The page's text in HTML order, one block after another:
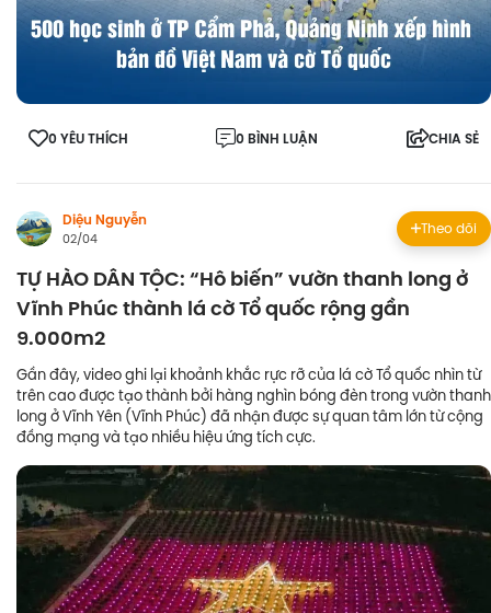
0 YÊU THÍCH 0 BÌNH LUẬN CHIA SẺ
Diệu Nguyễn
02/04
Theo dõi
TỰ HÀO DÂN TỘC: “Hô biến” vườn thanh long ở
Vĩnh Phúc thành lá cờ Tổ quốc rộng gần
9.000m2
Gần đây, video ghi lại khoảnh khắc rực rỡ của lá cờ Tổ quốc nhìn từ
trên cao được tạo thành bởi hàng nghìn bóng đèn trong vườn thanh
long ở Vĩnh Yên (Vĩnh Phúc) đã nhận được sự quan tâm lớn từ cộng
đồng mạng và tạo nhiều hiệu ứng tích cực.